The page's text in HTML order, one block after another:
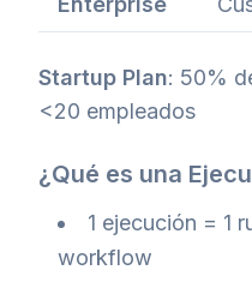
Startup Plan: 50%
<20 empleados
¿Qué es una
1 ejecución = 1
workflow